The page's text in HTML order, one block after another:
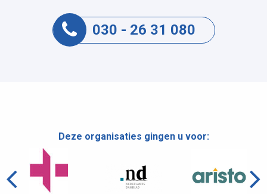
030 - 26 31 080
Deze organisaties gingen u voor: